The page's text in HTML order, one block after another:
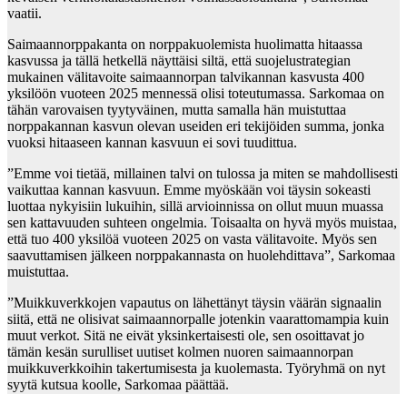
vaatii.
Saimaannorppakanta on norppakuolemista huolimatta hitaassa
kasvussa ja tällä hetkellä näyttäisi siltä, että suojelustrategian
mukainen välitavoite saimaannorpan talvikannan kasvusta 400
yksilöön vuoteen 2025 mennessä olisi toteutumassa. Sarkomaa on
tähän varovaisen tyytyväinen, mutta samalla hän muistuttaa
norppakannan kasvun olevan useiden eri tekijöiden summa, jonka
vuoksi hitaaseen kannan kasvuun ei sovi tuudittua.
”Emme voi tietää, millainen talvi on tulossa ja miten se mahdollisesti
vaikuttaa kannan kasvuun. Emme myöskään voi täysin sokeasti
luottaa nykyisiin lukuihin, sillä arvioinnissa on ollut muun muassa
sen kattavuuden suhteen ongelmia. Toisaalta on hyvä myös muistaa,
että tuo 400 yksilöä vuoteen 2025 on vasta välitavoite. Myös sen
saavuttamisen jälkeen norppakannasta on huolehdittava”, Sarkomaa
muistuttaa.
”Muikkuverkkojen vapautus on lähettänyt täysin väärän signaalin
siitä, että ne olisivat saimaannorpalle jotenkin vaarattomampia kuin
muut verkot. Sitä ne eivät yksinkertaisesti ole, sen osoittavat jo
tämän kesän surulliset uutiset kolmen nuoren saimaannorpan
muikkuverkkoihin takertumisesta ja kuolemasta. Työryhmä on nyt
syytä kutsua koolle, Sarkomaa päättää.